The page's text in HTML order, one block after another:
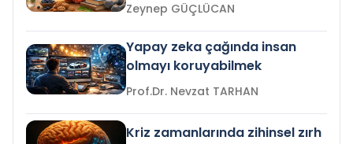
Zeynep GÜÇLÜCAN
Yapay zeka çağında insan
olmayı koruyabilmek
Prof.Dr. Nevzat TARHAN
Kriz zamanlarında zihinsel zırh